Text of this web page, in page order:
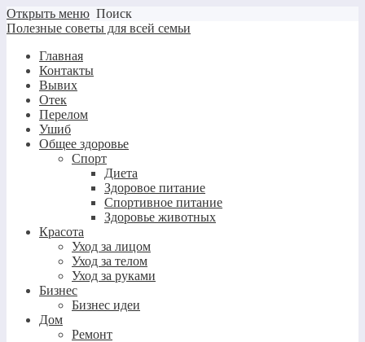
Открыть меню Поиск
Полезные советы для всей семьи
Главная
Контакты
Вывих
Отек
Перелом
Ушиб
Общее здоровье
Спорт
Диета
Здоровое питание
Спортивное питание
Здоровье животных
Красота
Уход за лицом
Уход за телом
Уход за руками
Бизнес
Бизнес идеи
Дом
Ремонт